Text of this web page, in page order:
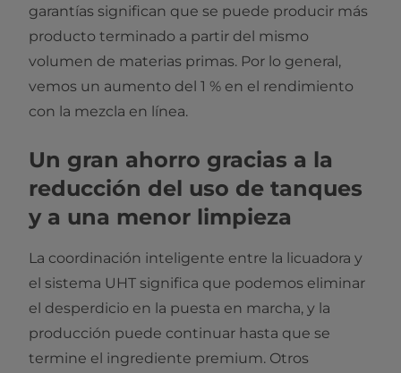
garantías significan que se puede producir más
producto terminado a partir del mismo
volumen de materias primas. Por lo general,
vemos un aumento del 1 % en el rendimiento
con la mezcla en línea.
Un gran ahorro gracias a la
reducción del uso de tanques
y a una menor limpieza
La coordinación inteligente entre la licuadora y
el sistema UHT significa que podemos eliminar
el desperdicio en la puesta en marcha, y la
producción puede continuar hasta que se
termine el ingrediente premium. Otros